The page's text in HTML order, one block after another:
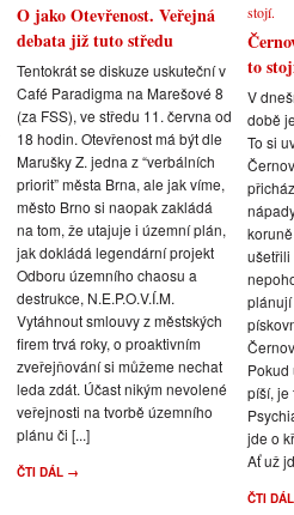
O jako Otevřenost. Veřejná
debata již tuto středu
Tentokrát se diskuze uskuteční v
Café Paradigma na Marešové 8
(za FSS), ve středu 11. června od
18 hodin. Otevřenost má být dle
Marušky Z. jedna z “verbálních
priorit” města Brna, ale jak víme,
město Brno si naopak zakládá
na tom, že utajuje i územní plán,
jak dokládá legendární projekt
Odboru územního chaosu a
destrukce, N.E.P.O.V.Í.M.
Vytáhnout smlouvy z městských
firem trvá roky, o proaktivním
zveřejňování si můžeme nechat
leda zdát. Účast nikým nevolené
veřejnosti na tvorbě územního
plánu či [...]
ČTI DÁL →
to
V
době
To si
ušetřili
Pokud
píší, je
jde o
Ať už
ČTI